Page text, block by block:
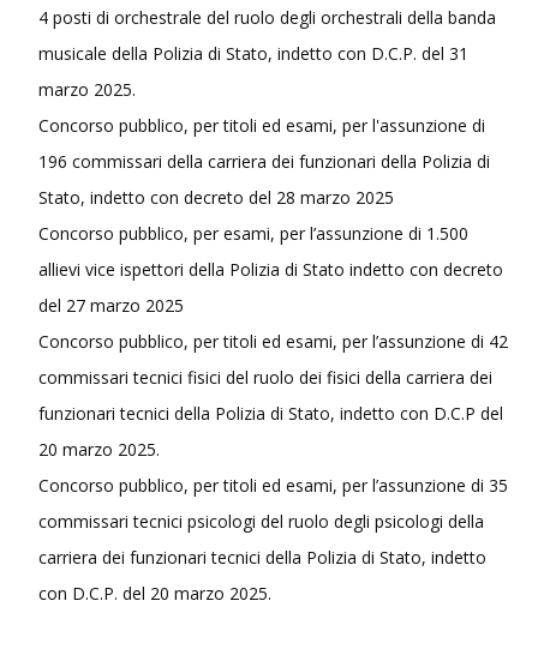
4 posti di orchestrale del ruolo degli orchestrali della banda
musicale della Polizia di Stato, indetto con D.C.P. del 31
marzo 2025.
Concorso pubblico, per titoli ed esami, per l'assunzione di
196 commissari della carriera dei funzionari della Polizia di
Stato, indetto con decreto del 28 marzo 2025
Concorso pubblico, per esami, per l’assunzione di 1.500
allievi vice ispettori della Polizia di Stato indetto con decreto
del 27 marzo 2025
Concorso pubblico, per titoli ed esami, per l’assunzione di 42
commissari tecnici fisici del ruolo dei fisici della carriera dei
funzionari tecnici della Polizia di Stato, indetto con D.C.P del
20 marzo 2025.
Concorso pubblico, per titoli ed esami, per l’assunzione di 35
commissari tecnici psicologi del ruolo degli psicologi della
carriera dei funzionari tecnici della Polizia di Stato, indetto
con D.C.P. del 20 marzo 2025.